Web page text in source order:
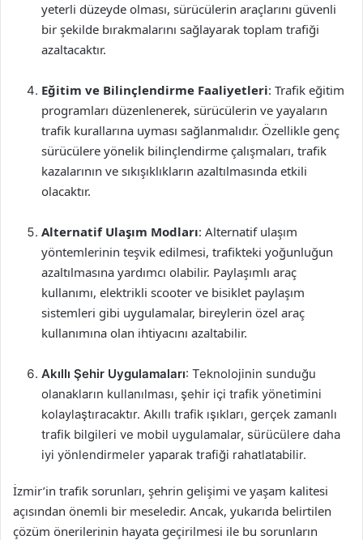
yeterli düzeyde olması, sürücülerin araçlarını güvenli
bir şekilde bırakmalarını sağlayarak toplam trafiği
azaltacaktır.
Eğitim ve Bilinçlendirme Faaliyetleri: Trafik eğitim
programları düzenlenerek, sürücülerin ve yayaların
trafik kurallarına uyması sağlanmalıdır. Özellikle genç
sürücülere yönelik bilinçlendirme çalışmaları, trafik
kazalarının ve sıkışıklıkların azaltılmasında etkili
olacaktır.
Alternatif Ulaşım Modları: Alternatif ulaşım
yöntemlerinin teşvik edilmesi, trafikteki yoğunluğun
azaltılmasına yardımcı olabilir. Paylaşımlı araç
kullanımı, elektrikli scooter ve bisiklet paylaşım
sistemleri gibi uygulamalar, bireylerin özel araç
kullanımına olan ihtiyacını azaltabilir.
Akıllı Şehir Uygulamaları: Teknolojinin sunduğu
olanakların kullanılması, şehir içi trafik yönetimini
kolaylaştıracaktır. Akıllı trafik ışıkları, gerçek zamanlı
trafik bilgileri ve mobil uygulamalar, sürücülere daha
iyi yönlendirmeler yaparak trafiği rahatlatabilir.
İzmir’in trafik sorunları, şehrin gelişimi ve yaşam kalitesi
açısından önemli bir meseledir. Ancak, yukarıda belirtilen
çözüm önerilerinin hayata geçirilmesi ile bu sorunların